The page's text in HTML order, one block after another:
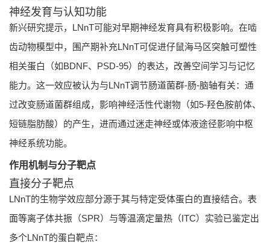
神经发育与认知功能
新兴研究提示，LNnT可能对早期神经发育具有积极影响。在啮
齿动物模型中，围产期补充LNnT可促进仔鼠海马区突触可塑性
相关蛋白（如BDNF、PSD-95）的表达，改善空间学习与记忆
能力。这一效应被认为与LNnT调节肠道菌群-肠-脑轴有关：通
过改变肠道菌群组成，影响神经活性代谢物（如5-羟色胺前体、
短链脂肪酸）的产生，进而通过迷走神经或体液途径影响中枢
神经系统功能。
作用机制与分子靶点
直接分子靶点
LNnT的生物学效应部分源于其与特定受体蛋白的直接结合。表
面等离子体共振（SPR）与等温滴定量热（ITC）实验已鉴定出
多个LNnT的蛋白靶点：